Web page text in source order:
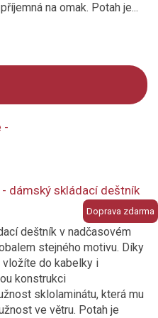
na omak. Potah je...
Doprava zdarma
dámský skládací deštník
deštník v nadčasovém
stejného motivu. Díky
do kabelky i
konstrukci
sklolaminátu, která mu
ve větru. Potah je